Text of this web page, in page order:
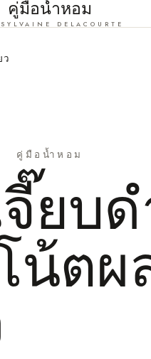
คู่มือน้ำหอม
DELACOURTE
คู่มือน้ำหอม
ยบ
น้ตผ